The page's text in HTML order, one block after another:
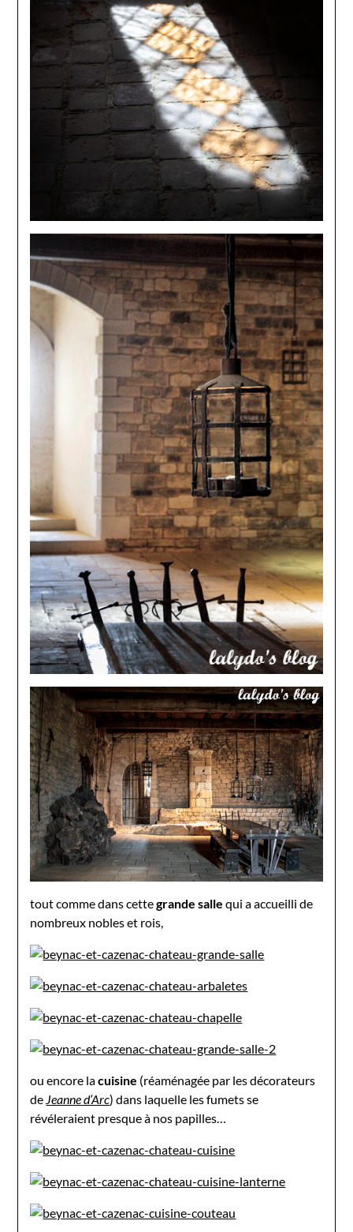
tout comme dans cettegrande salle qui a accueilli de
nombreux nobles et rois,
ou encore lacuisine (réaménagée par les décorateurs
de Jeanne d’Arc) dans laquelle les fumets se
révéleraient presque à nos papilles…